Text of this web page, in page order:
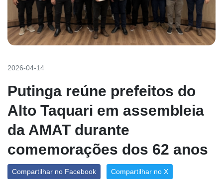
2026-04-14
Putinga reúne prefeitos do
Alto Taquari em assembleia
da AMAT durante
comemorações dos 62 anos
Compartilhar no Facebook Compartilhar no X